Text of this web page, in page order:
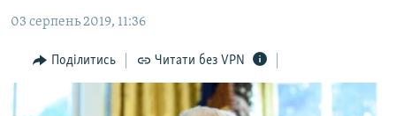
основної
навігації
Перейти
до
пошуку
БЛОГИ
ПОГЛЯД
ІНТЕРВ'Ю
03 серпень 2019, 11:36
Поділитись Читати без VPN